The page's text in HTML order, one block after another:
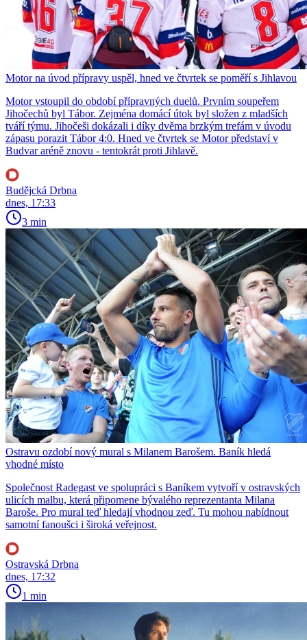
Motor na úvod přípravy uspěl, hned ve čtvrtek se poměří s Jihlavou
Motor vstoupil do období přípravných duelů. Prvním soupeřem
Jihočechů byl Tábor. Zejména domácí útok byl složen z mladších
tváří týmu. Jihočeši dokázali i díky dvěma brzkým trefám v úvodu
zápasu porazit Tábor 4:0. Hned ve čtvrtek se Motor představí v
Budvar aréně znovu - tentokrát proti Jihlavě.
Budějcká Drbna
dnes, 17:33
3 min
Ostravu ozdobí nový mural s Milanem Barošem. Baník hledá
vhodné místo
Společnost Radegast ve spolupráci s Baníkem vytvoří v ostravských
ulicích malbu, která připomene bývalého reprezentanta Milana
Baroše. Pro mural teď hledají vhodnou zeď. Tu mohou nabídnout
samotní fanoušci i široká veřejnost.
Ostravská Drbna
dnes, 17:32
1 min